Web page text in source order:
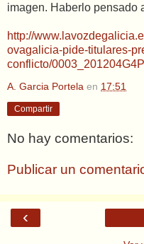
imagen. Haberlo pensado
http://
ovagalicia-pide-titulares-
conflicto/
A. Garcia Portela en 17:51
Compartir
No hay comentarios:
Publicar un
‹